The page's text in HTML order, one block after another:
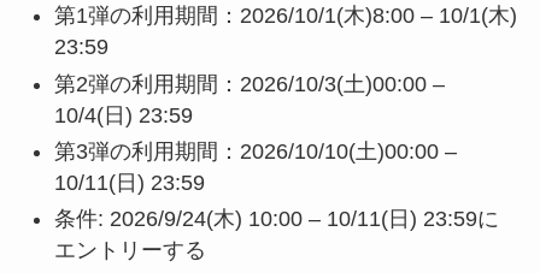
第1弾の利用期間：2026/10/1(木)8:00 – 10/1(木)
23:59
第2弾の利用期間：2026/10/3(土)00:00 –
10/4(日) 23:59
第3弾の利用期間：2026/10/10(土)00:00 –
10/11(日) 23:59
条件: 2026/9/24(木) 10:00 – 10/11(日) 23:59に
エントリーする